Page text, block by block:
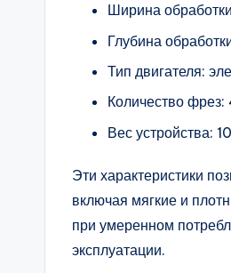
Ширина
Глубина
Тип двигателя:
Количество
Вес устройства:
Эти характеристики
включая мягкие и
при умеренном
эксплуатации.